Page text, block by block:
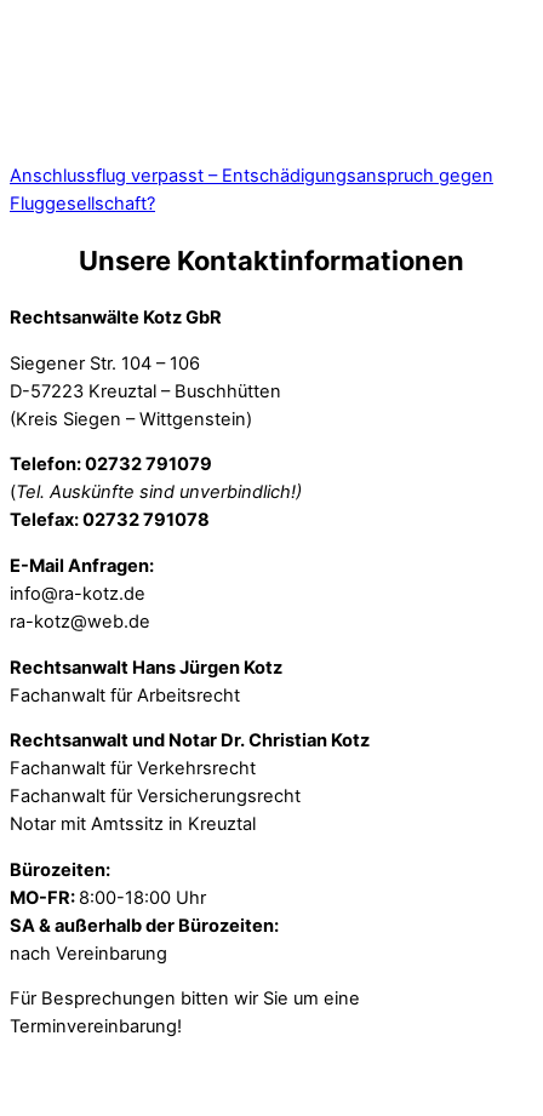
Anschlussflug verpasst – Entschädigungsanspruch gegen
Fluggesellschaft?
Unsere Kontaktinformationen
Rechtsanwälte Kotz GbR
Siegener Str. 104 – 106
D-57223 Kreuztal – Buschhütten
(Kreis Siegen – Wittgenstein)
Telefon: 02732 791079
(Tel. Auskünfte sind unverbindlich!)
Telefax: 02732 791078
E-Mail Anfragen:
info@ra-kotz.de
ra-kotz@web.de
Rechtsanwalt Hans Jürgen Kotz
Fachanwalt für Arbeitsrecht
Rechtsanwalt und Notar Dr. Christian Kotz
Fachanwalt für Verkehrsrecht
Fachanwalt für Versicherungsrecht
Notar mit Amtssitz in Kreuztal
Bürozeiten:
MO-FR: 8:00-18:00 Uhr
SA & außerhalb der Bürozeiten:
nach Vereinbarung
Für Besprechungen bitten wir Sie um eine
Terminvereinbarung!